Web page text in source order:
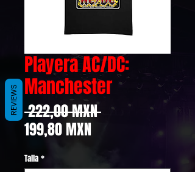
Playera AC/DC:
Manchester
222,00 MXN Precio
199,80 MXN
oferta
Talla *
REVIEWS